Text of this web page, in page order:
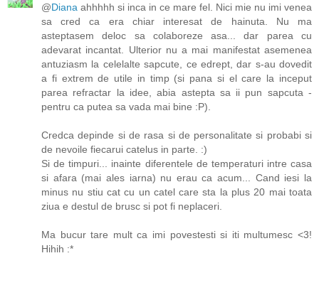
@Diana ahhhhh si inca in ce mare fel. Nici mie nu imi venea
sa cred ca era chiar interesat de hainuta. Nu ma
asteptasem deloc sa colaboreze asa... dar parea cu
adevarat incantat. Ulterior nu a mai manifestat asemenea
antuziasm la celelalte sapcute, ce edrept, dar s-au dovedit
a fi extrem de utile in timp (si pana si el care la inceput
parea refractar la idee, abia astepta sa ii pun sapcuta -
pentru ca putea sa vada mai bine :P).
Credca depinde si de rasa si de personalitate si probabi si
de nevoile fiecarui catelus in parte. :)
Si de timpuri... inainte diferentele de temperaturi intre casa
si afara (mai ales iarna) nu erau ca acum... Cand iesi la
minus nu stiu cat cu un catel care sta la plus 20 mai toata
ziua e destul de brusc si pot fi neplaceri.
Ma bucur tare mult ca imi povestesti si iti multumesc <3!
Hihih :*